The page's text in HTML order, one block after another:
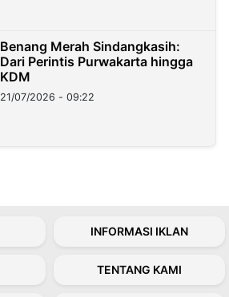
Benang Merah Sindangkasih:
Dari Perintis Purwakarta hingga
KDM
21/07/2026 - 09:22
INFORMASI IKLAN
TENTANG KAMI